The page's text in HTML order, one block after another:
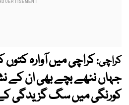
کراچی:کراچی میں آوارہ
جہاں ننھے بچے بھی ان کے